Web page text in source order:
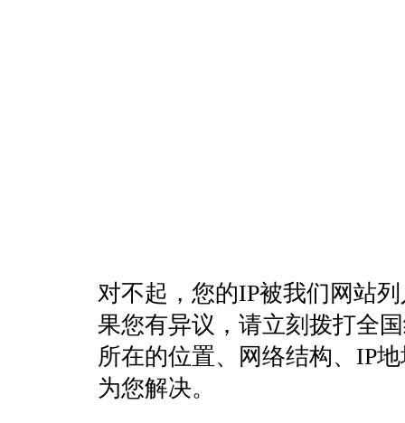
对不起，您的IP被我们网站
果您有异议，请立刻拨打全
所在的位置、网络结构、IP
为您解决。